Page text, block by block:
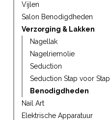
Vijlen
Salon Benodigdheden
Verzorging & Lakken
Nagellak
Nagelriemolie
Seduction
Seduction Stap voor Stap
Benodigdheden
Nail Art
Elektrische Apparatuur